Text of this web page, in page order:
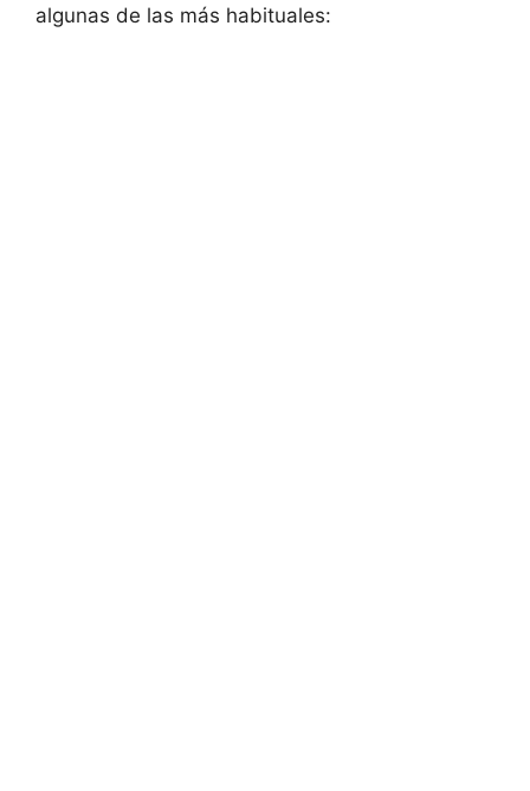
algunas de las más habituales: